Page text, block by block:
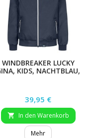
WINDBREAKER LUCKY
KIDS, NACHTBLAU,
Preis
39,95 €
 In den Warenkorb
Mehr